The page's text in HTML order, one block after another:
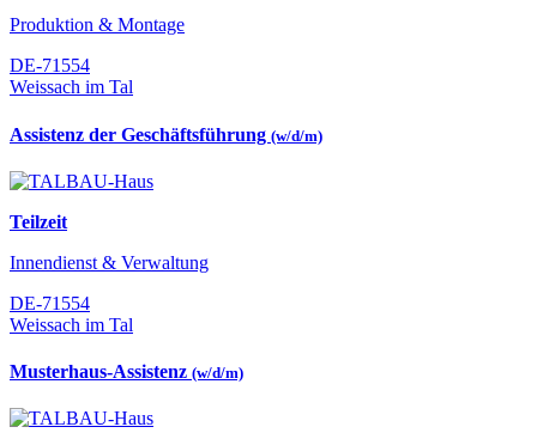
Produktion & Montage
DE-71554
Weissach im Tal
Assistenz der Geschäftsführung (w/d/m)
Teilzeit
Innendienst & Verwaltung
DE-71554
Weissach im Tal
Musterhaus-Assistenz (w/d/m)